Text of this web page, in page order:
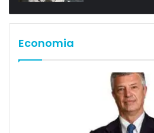
Economia